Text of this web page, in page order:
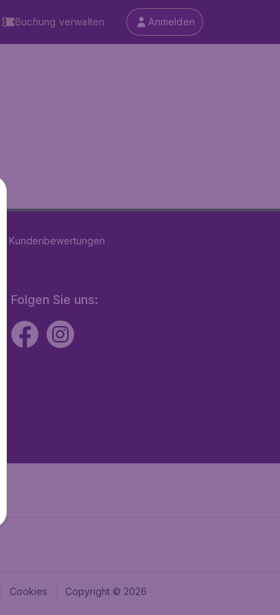
Buchung verwalten Anmelden
Kundenbewertungen
Folgen Sie uns:
Cookies Copyright © 2026